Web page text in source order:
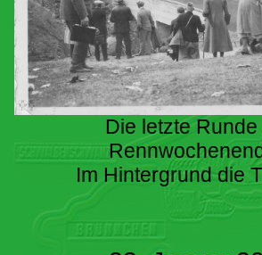
Die letzte
Im Hintergrund die